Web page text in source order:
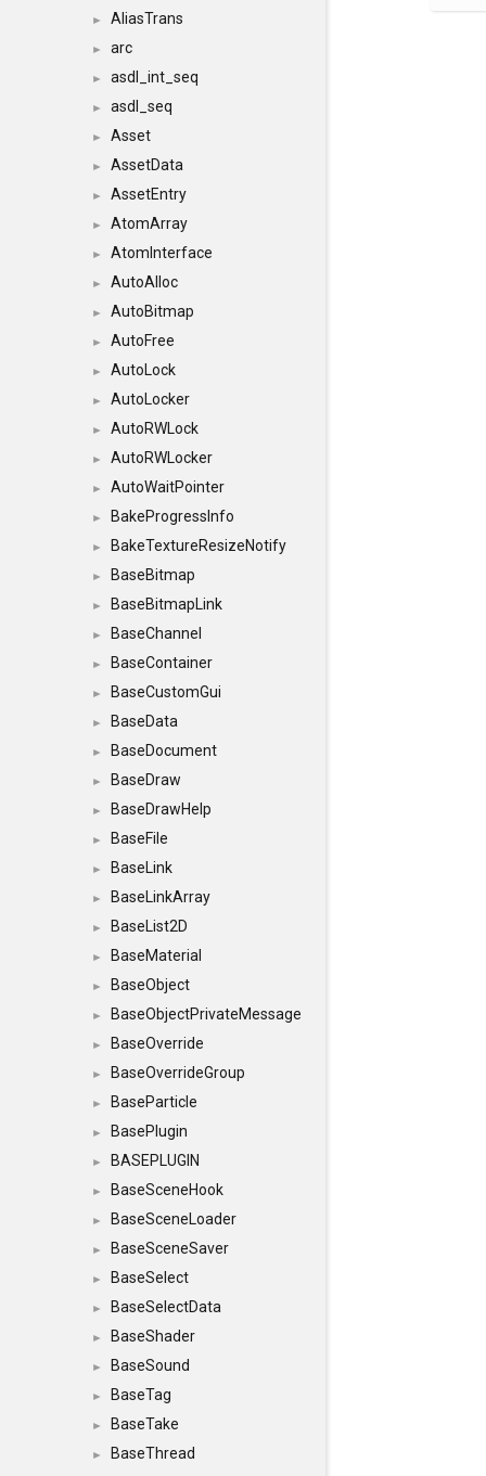
► AliasTrans
► arc
► asdl_int_seq
► asdl_seq
► Asset
► AssetData
► AssetEntry
► AtomArray
► AtomInterface
► AutoAlloc
► AutoBitmap
► AutoFree
► AutoLock
► AutoLocker
► AutoRWLock
► AutoRWLocker
► AutoWaitPointer
► BakeProgressInfo
► BakeTextureResizeNotify
► BaseBitmap
► BaseBitmapLink
► BaseChannel
► BaseContainer
► BaseCustomGui
► BaseData
► BaseDocument
► BaseDraw
► BaseDrawHelp
► BaseFile
► BaseLink
► BaseLinkArray
► BaseList2D
► BaseMaterial
► BaseObject
► BaseObjectPrivateMessage
► BaseOverride
► BaseOverrideGroup
► BaseParticle
► BasePlugin
► BASEPLUGIN
► BaseSceneHook
► BaseSceneLoader
► BaseSceneSaver
► BaseSelect
► BaseSelectData
► BaseShader
► BaseSound
► BaseTag
► BaseTake
►
BaseThread